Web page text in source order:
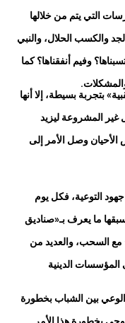
التي يتم من خلالها
والكسب الحلال، والنبي
وفيم أنفقناها؟ كما
بتجربة بسيطة، إلا أنها
غير المشروعة ليزيد
وصل الأمر إلى
التوعية، فكل يوم
ما يعرف بـ«صناديق
مع السحب، والعديد من
المؤسسات الدينية
الوعي بين الشباب بخطورة